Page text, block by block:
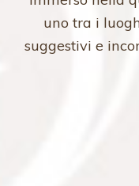
uno tra i
suggestivi e